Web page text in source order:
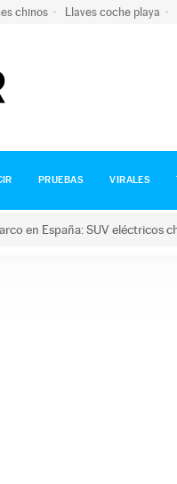
chinos Llaves coche playa
PRUEBAS VIRALES
en España: SUV eléctricos